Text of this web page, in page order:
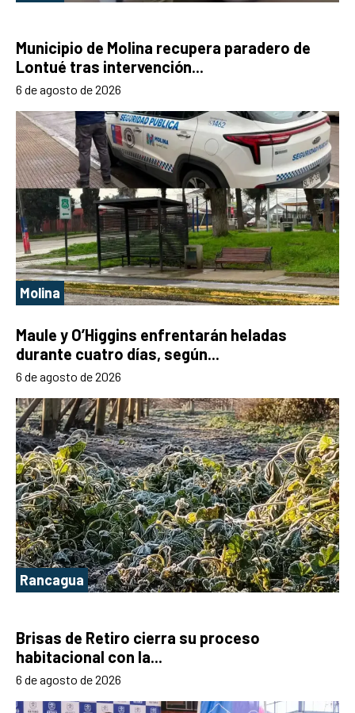
Municipio de Molina recupera paradero de
Lontué tras intervención...
6 de agosto de 2026
Molina
Maule y O’Higgins enfrentarán heladas
durante cuatro días, según...
6 de agosto de 2026
Rancagua
Brisas de Retiro cierra su proceso
habitacional con la...
6 de agosto de 2026